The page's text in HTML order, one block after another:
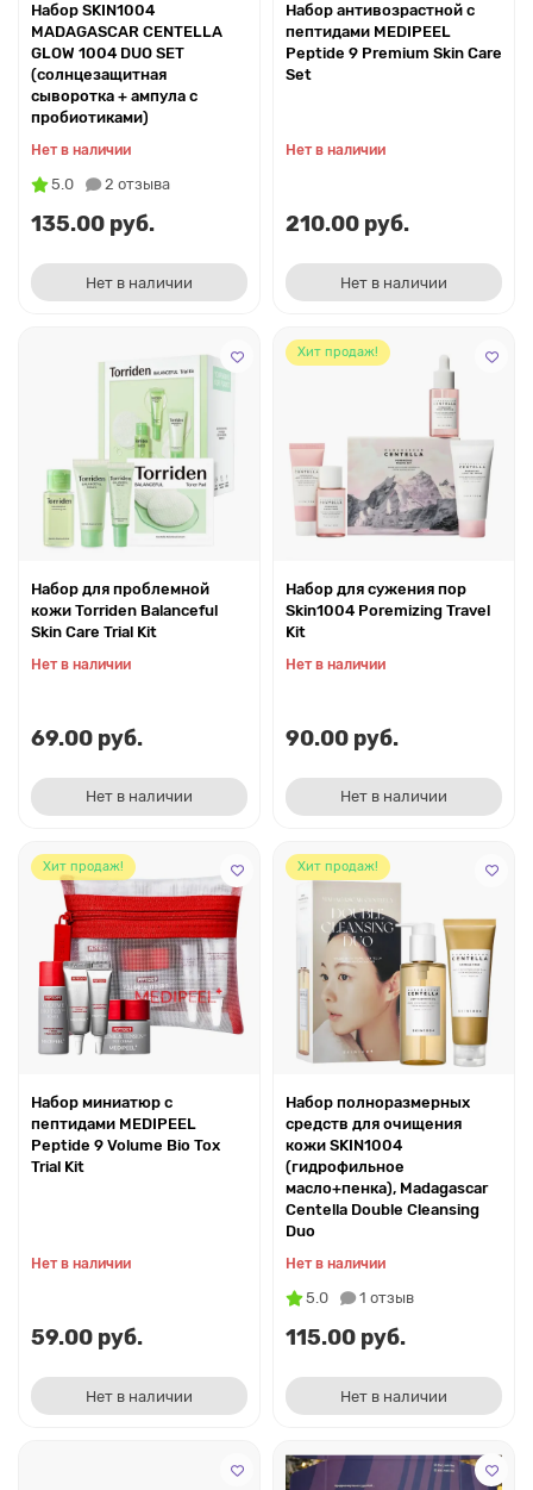
Набор SKIN1004
MADAGASCAR CENTELLA
GLOW 1004 DUO SET
(солнцезащитная
сыворотка + ампула с
пробиотиками)
Нет в наличии
5.0 2 отзыва
135.00 руб.
Нет в наличии
Набор антивозрастной с
пептидами MEDIPEEL
Peptide 9 Premium Skin Care
Set
Нет в наличии
210.00 руб.
Нет в наличии
Набор для проблемной
кожи Torriden Balanceful
Skin Care Trial Kit
Нет в наличии
69.00 руб.
Нет в наличии
Хит продаж!
Набор для сужения пор
Skin1004 Poremizing Travel
Kit
Нет в наличии
90.00 руб.
Нет в наличии
Хит продаж!
Набор миниатюр с
пептидами MEDIPEEL
Peptide 9 Volume Bio Tox
Trial Kit
Нет в наличии
59.00 руб.
Нет в наличии
Хит продаж!
Набор полноразмерных
средств для очищения
кожи SKIN1004
(гидрофильное
масло+пенка), Madagascar
Centella Double Cleansing
Duo
Нет в наличии
5.0 1 отзыв
115.00 руб.
Нет в наличии